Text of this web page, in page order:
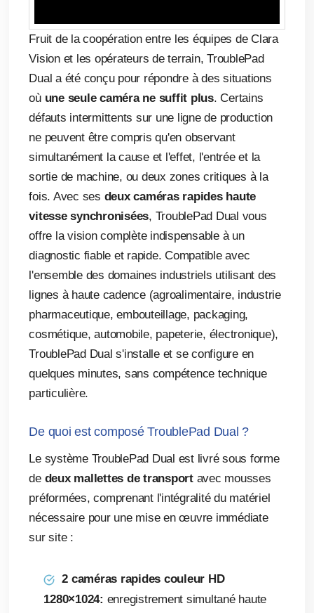
Fruit de la coopération entre les équipes de Clara
Vision et les opérateurs de terrain, TroublePad
Dual a été conçu pour répondre à des situations
où une seule caméra ne suffit plus. Certains
défauts intermittents sur une ligne de production
ne peuvent être compris qu'en observant
simultanément la cause et l'effet, l'entrée et la
sortie de machine, ou deux zones critiques à la
fois. Avec ses deux caméras rapides haute
vitesse synchronisées, TroublePad Dual vous
offre la vision complète indispensable à un
diagnostic fiable et rapide. Compatible avec
l'ensemble des domaines industriels utilisant des
lignes à haute cadence (agroalimentaire, industrie
pharmaceutique, embouteillage, packaging,
cosmétique, automobile, papeterie, électronique),
TroublePad Dual s'installe et se configure en
quelques minutes, sans compétence technique
particulière.
De quoi est composé TroublePad Dual ?
Le système TroublePad Dual est livré sous forme
de deux mallettes de transportavec mousses
préformées, comprenant l'intégralité du matériel
nécessaire pour une mise en œuvre immédiate
sur site :
2 caméras rapides couleur HD
1280×1024: enregistrement simultané haute